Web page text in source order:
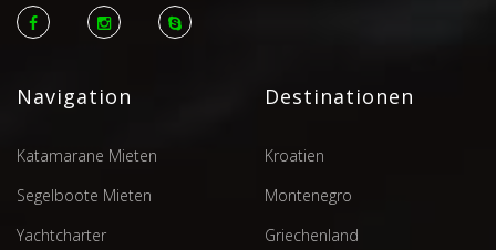
Navigation
Katamarane Mieten
Segelboote Mieten
Yachtcharter
Destinationen
Kroatien
Montenegro
Griechenland